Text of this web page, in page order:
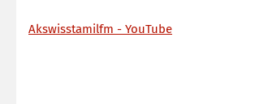
Akswisstamilfm - YouTube